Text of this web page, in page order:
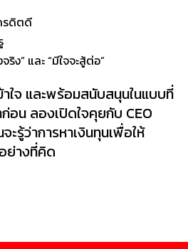
รดิตดี
ง” และ “มีใจจะสู้ต่อ”
ใจ และพร้อมสนับสนุนในแบบที่
อน ลองเปิดใจคุยกับ CEO
รู้ว่าการหาเงินทุนเพื่อให้
ย่างที่คิด